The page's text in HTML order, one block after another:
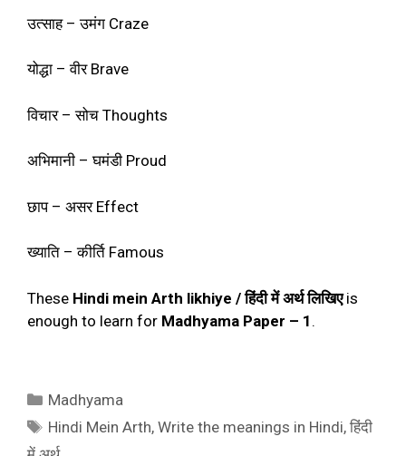
उत्साह – उमंग Craze
योद्धा – वीर Brave
विचार – सोच Thoughts
अभिमानी – घमंडी Proud
छाप – असर Effect
ख्याति – कीर्ति Famous
These Hindi mein Arth likhiye / हिंदी में अर्थ लिखिएis
enough to learn for Madhyama Paper – 1 .
Categories
Madhyama
Tags
Hindi Mein Arth,Write the meanings in Hindi,हिंदी